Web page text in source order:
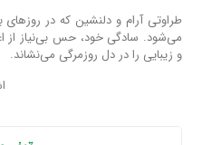
طراوتی آرام و دلنشین که در روزهای
می‌شود. سادگی خود، حس بی‌نیاز از
و زیبایی را در دل روزمرگی می‌نشاند.